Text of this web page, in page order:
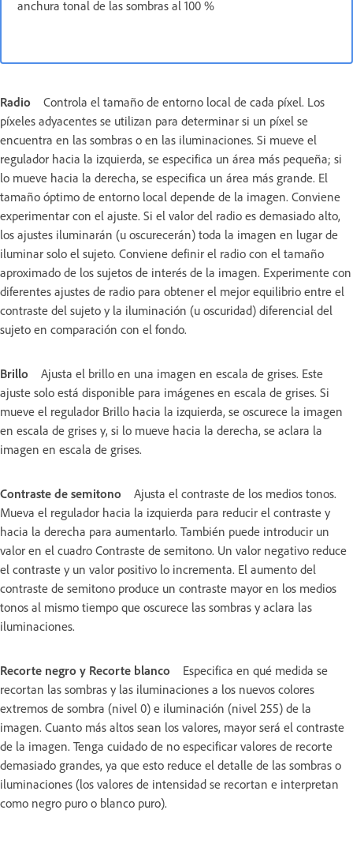
anchura tonal de las sombras al 100 %
Radio
Controla el tamaño de entorno local de cada píxel. Los
píxeles adyacentes se utilizan para determinar si un píxel se
encuentra en las sombras o en las iluminaciones. Si mueve el
regulador hacia la izquierda, se especifica un área más pequeña; si
lo mueve hacia la derecha, se especifica un área más grande. El
tamaño óptimo de entorno local depende de la imagen. Conviene
experimentar con el ajuste. Si el valor del radio es demasiado alto,
los ajustes iluminarán (u oscurecerán) toda la imagen en lugar de
iluminar solo el sujeto. Conviene definir el radio con el tamaño
aproximado de los sujetos de interés de la imagen. Experimente con
diferentes ajustes de radio para obtener el mejor equilibrio entre el
contraste del sujeto y la iluminación (u oscuridad) diferencial del
sujeto en comparación con el fondo.
Brillo
Ajusta el brillo en una imagen en escala de grises. Este
ajuste solo está disponible para imágenes en escala de grises. Si
mueve el regulador Brillo hacia la izquierda, se oscurece la imagen
en escala de grises y, si lo mueve hacia la derecha, se aclara la
imagen en escala de grises.
Contraste de semitono
Ajusta el contraste de los medios tonos.
Mueva el regulador hacia la izquierda para reducir el contraste y
hacia la derecha para aumentarlo. También puede introducir un
valor en el cuadro Contraste de semitono. Un valor negativo reduce
el contraste y un valor positivo lo incrementa. El aumento del
contraste de semitono produce un contraste mayor en los medios
tonos al mismo tiempo que oscurece las sombras y aclara las
iluminaciones.
Recorte negro y Recorte blanco
Especifica en qué medida se
recortan las sombras y las iluminaciones a los nuevos colores
extremos de sombra (nivel 0) e iluminación (nivel 255) de la
imagen. Cuanto más altos sean los valores, mayor será el contraste
de la imagen. Tenga cuidado de no especificar valores de recorte
demasiado grandes, ya que esto reduce el detalle de las sombras o
iluminaciones (los valores de intensidad se recortan e interpretan
como negro puro o blanco puro).